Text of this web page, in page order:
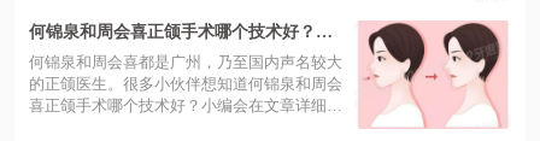
何锦泉和周会喜正颌手术哪个技术好？各
有特点，来看技术|价格|口碑大比拼
何锦泉和周会喜都是广州，乃至国内声名较大
的正颌医生。很多小伙伴想知道何锦泉和周会
喜正颌手术哪个技术好？小编会在文章详细